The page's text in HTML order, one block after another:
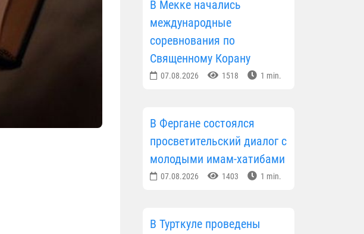
В Мекке начались
международные
соревнования по
Священному Корану
07.08.2026 1518 1 min.
В Фергане состоялся
просветительский диалог с
молодыми имам-хатибами
07.08.2026 1403 1 min.
В Турткуле проведены